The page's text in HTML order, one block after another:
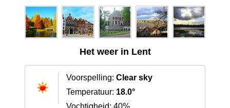
Het weer in Lent
Voorspelling: Clear sky
Temperatuur: 18.0°